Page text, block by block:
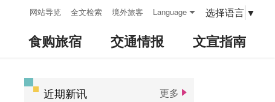
网站导览 全文检索 境外旅客 Language 选择语言 ▼
食购旅宿 交通情报 文宣指南
近期新讯
更多